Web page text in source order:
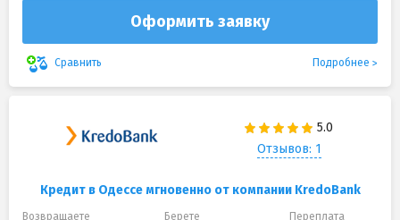
Оформить заявку
Сравнить Подробнее
Отзывов: 1
Кредит в Одессе мгновенно от компании KredoBank
Возвращаете Берете Переплата